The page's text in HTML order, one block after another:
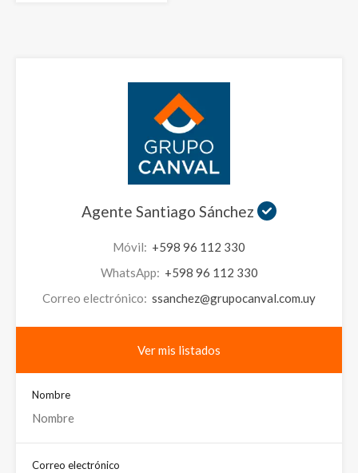
Agente Santiago Sánchez
Móvil: +598 96 112 330
WhatsApp: +598 96 112 330
Correo electrónico: ssanchez@grupocanval.com.uy
Ver mis listados
Nombre
Correo electrónico